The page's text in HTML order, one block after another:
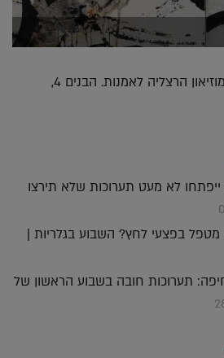
כל התערוכות עד: 25/1. מוזיאון הרצליה לאמנות. הבנים 4,
לא מעט תערוכות שלא תירצו
מטפל בפצעי לחץ? השבוע בגלריות |
תערוכות חובה בשבוע הראשון של